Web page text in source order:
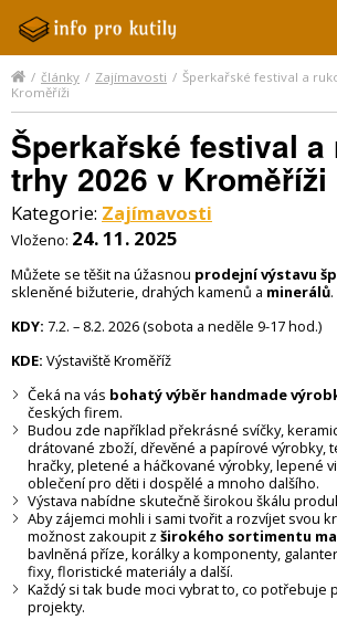
/ články / Zajímavosti / Šperkařské festival a
Kroměříži
Šperkařské festival a
trhy 2026 v Kroměříži
Kategorie: Zajímavosti
Vloženo: 24. 11. 2025
Můžete se těšit na úžasnou prodejní výstavu
skleněné bižuterie, drahých kamenů a minerálů.
KDY: 7.2. – 8.2. 2026 (sobota a neděle 9-17 hod.)
KDE: Výstaviště Kroměříž
Čeká na vás bohatý výběr handmade
českých firem.
Budou zde například překrásné svíčky,
drátované zboží, dřevěné a papírové výrobky,
hračky, pletené a háčkované výrobky, lepené
oblečení pro děti i dospělé a mnoho dalšího.
Výstava nabídne skutečně širokou škálu
Aby zájemci mohli i sami tvořit a rozvíjet svou
možnost zakoupit z širokého sortimentu
bavlněná příze, korálky a komponenty,
fixy, floristické materiály a další.
Každý si tak bude moci vybrat to, co potřebuje
projekty.